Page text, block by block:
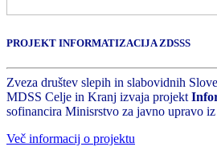
PROJEKT INFORMATIZACIJA ZDSSS
Zveza društev slepih in slabovidnih
MDSS Celje in Kranj izvaja projekt
sofinancira Minisrstvo za javno upravo
Več informacij o projektu